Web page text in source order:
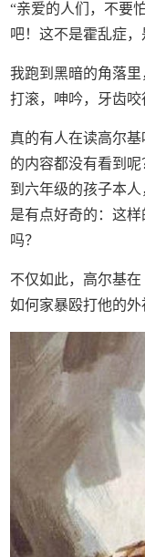
“亲爱的人们，不要
吧！这不是霍乱症
我跑到黑暗的角落
打滚，呻吟，牙齿咬
真的有人在读高尔
的内容都没有看到
到六年级的孩子本
是有点好奇的：这
吗？
不仅如此，高尔基
如何家暴殴打他的外